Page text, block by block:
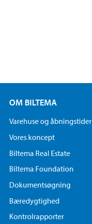
OM BILTEMA
Varehuse og åbningstider
Vores koncept
Biltema Real Estate
Biltema Foundation
Dokumentsøgning
Bæredygtighed
Kontrolrapporter